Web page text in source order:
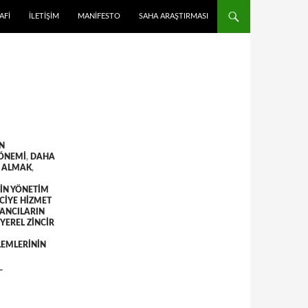
İLETIŞIM MANIFESTO SAHA ARAŞTIRMASI
, DAHA
ALMAK,
YÖNETIM
HIZMET
YEREL ZINCIR